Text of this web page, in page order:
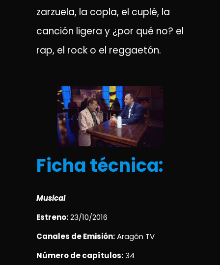
zarzuela, la copla, el cuplé, la
canción ligera y ¿por qué no? el
rap, el rock o el reggaetón.
Ficha técnica:
Musical
Estreno:23/10/2016
Canales de Emisión:Aragón TV
Número de capítulos:34